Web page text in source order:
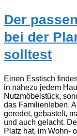
Der
bei der
solltest
Einen Esstisch
in nahezu jedem
Nutzmöbelstück,
das Familienleben.
geredet, gebastelt,
und auch gelacht.
Platz hat, im Wohn-